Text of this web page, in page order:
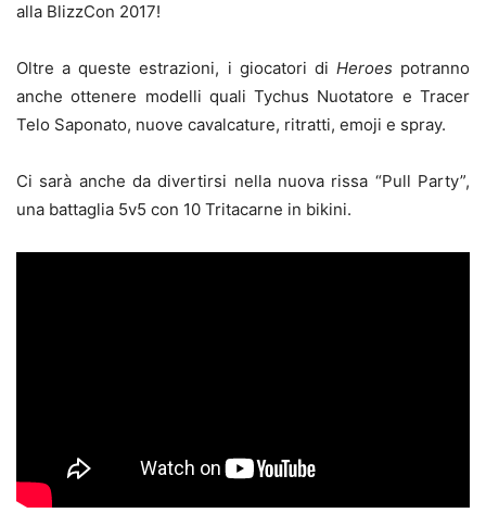
alla BlizzCon 2017!
Oltre a queste estrazioni, i giocatori di Heroes potranno
anche ottenere modelli quali Tychus Nuotatore e Tracer
Telo Saponato, nuove cavalcature, ritratti, emoji e spray.
Ci sarà anche da divertirsi nella nuova rissa “Pull Party”,
una battaglia 5v5 con 10 Tritacarne in bikini.